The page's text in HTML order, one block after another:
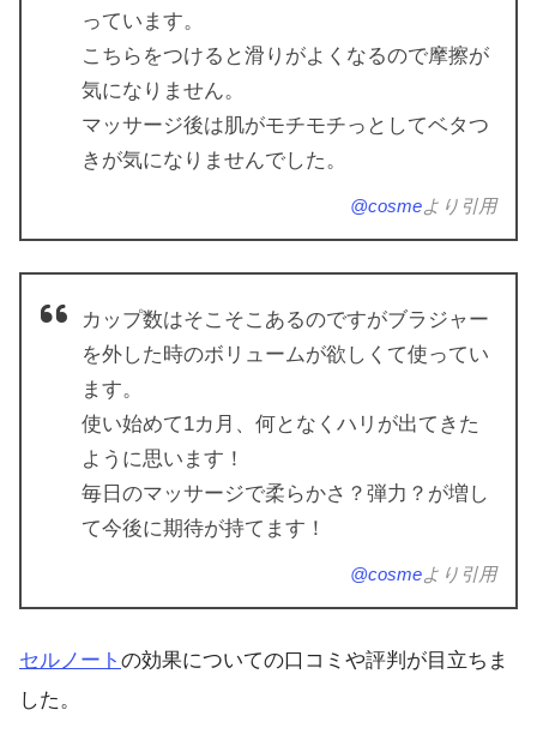
っています。
こちらをつけると滑りがよくなるので摩擦が
気になりません。
マッサージ後は肌がモチモチっとしてベタつ
きが気になりませんでした。
@cosmeより引用
カップ数はそこそこあるのですがブラジャー
を外した時のボリュームが欲しくて使ってい
ます。
使い始めて1カ月、何となくハリが出てきた
ように思います！
毎日のマッサージで柔らかさ？弾力？が増し
て今後に期待が持てます！
@cosmeより引用
セルノート の効果についての口コミや評判が目立ちま
した。